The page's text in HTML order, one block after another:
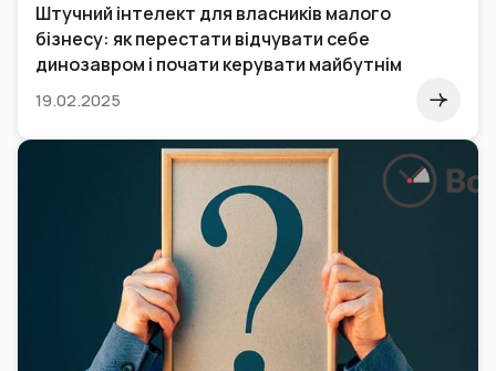
Штучний інтелект для власників малого
бізнесу: як перестати відчувати себе
динозавром і почати керувати майбутнім
19.02.2025